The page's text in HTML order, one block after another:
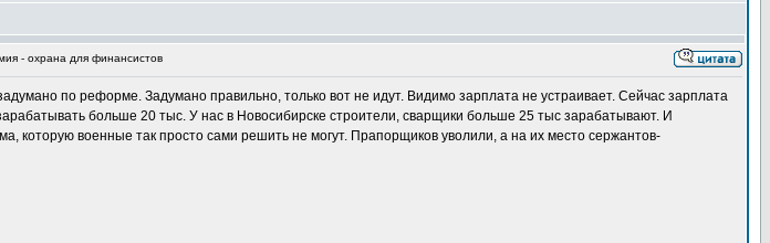
- охрана для финансистов
по реформе. Задумано правильно, только вот не идут. Видимо зарплата не устраивает. Сейчас зарплата
больше 20 тыс. У нас в Новосибирске строители, сварщики больше 25 тыс зарабатывают. И
которую военные так просто сами решить не могут. Прапорщиков уволили, а на их место сержантов-